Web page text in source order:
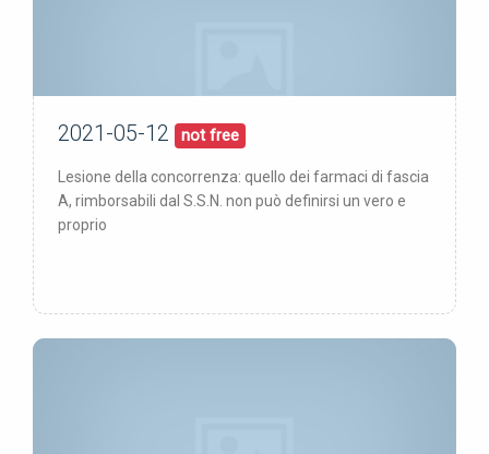
pubblicata:12/05/21
2021-05-12 not free
Lesione della concorrenza: quello dei farmaci di fascia
A, rimborsabili dal S.S.N. non può definirsi un vero e
proprio